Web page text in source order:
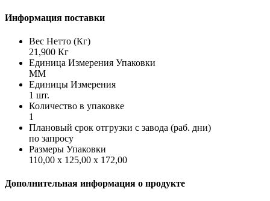
Информация поставки
Вес Нетто (Кг)
21,900 Кг
Единица Измерения Упаковки
MM
Единицы Измерения
1 шт.
Количество в упаковке
1
Плановый срок отгрузки с завода (раб. дни)
по запросу
Размеры Упаковки
110,00 x 125,00 x 172,00
Дополнительная информация о продукте